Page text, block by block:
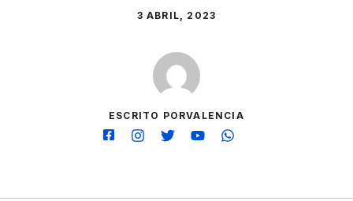
3 ABRIL, 2023
ESCRITO PORVALENCIA